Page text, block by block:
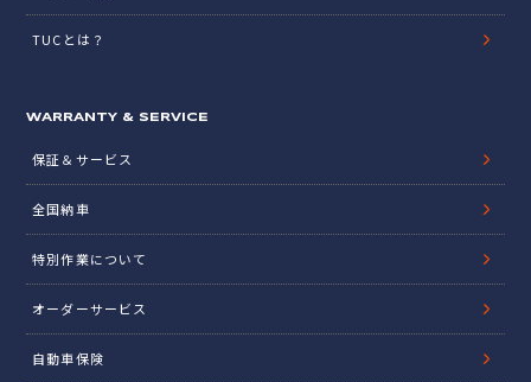
TUCとは？
WARRANTY & SERVICE
保証＆サービス
全国納車
特別作業について
オーダーサービス
自動車保険